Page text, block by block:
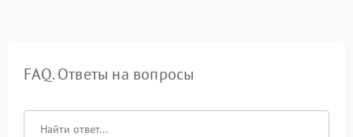
FAQ. Ответы на вопросы